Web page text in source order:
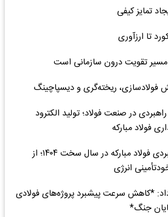
تمایز کیفی
تا ارزآوری
مسیر تقویت درون سازمانی است
فولادسازی، ریخته‌گری و دیسپاچینگ
در صنعت فولاد؛ تولید الکترود
فولاد مبارکه
اتمام پروژه‌های راهبردی فولاد مبارکه در سال سخت ۱۴۰۴؛ از
انرژی
*کاهش سرعت پیشبرد پروژه‌های فولادی
جنگ*